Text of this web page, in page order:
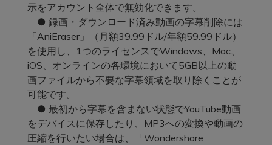
示をアカウント全体で無効化できます。
● 録画・ダウンロード済み動画の字幕削除には
「AniEraser」（月額39.99ドル/年額59.99ドル）
を使用し、1つのライセンスでWindows、Mac、
iOS、オンラインの各環境において5GB以上の動
画ファイルから不要な字幕領域を取り除くことが
可能です。
● 最初から字幕を含まない状態でYouTube動画
をデバイスに保存したり、MP3への変換や動画の
圧縮を行いたい場合は、「Wondershare